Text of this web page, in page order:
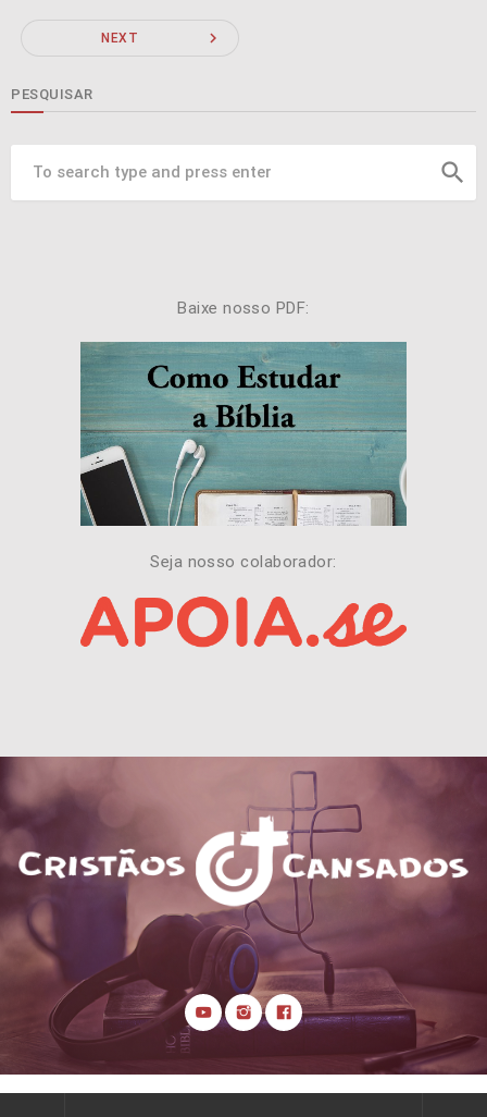
NEXT navigate_next
PESQUISAR
search
Baixe nosso PDF:
Seja nosso colaborador: